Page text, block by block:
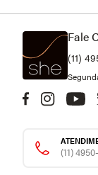
Fale
(11)
(11)